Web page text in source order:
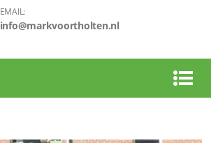
EMAIL:
info@markvoortholten.nl